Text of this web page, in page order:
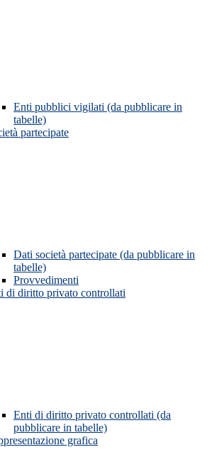
Enti pubblici vigilati (da pubblicare in
tabelle)
partecipate
Dati società partecipate (da pubblicare in
tabelle)
Provvedimenti
di diritto privato controllati
Enti di diritto privato controllati (da
pubblicare in tabelle)
grafica